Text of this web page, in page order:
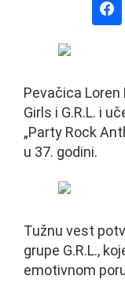
Pevačica
Girls i G.R.L. i
„Party Rock
u 37. godini.
Tužnu vest
grupe G.R.L.,
emotivnom